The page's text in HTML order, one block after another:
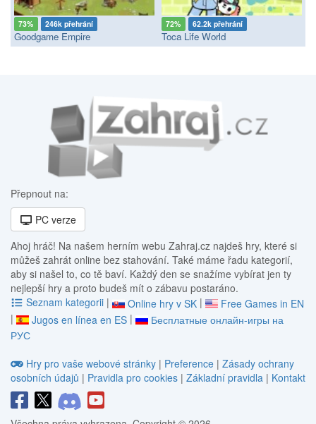
73% 246k přehrání
Goodgame Empire
72% 62.2k přehrání
Toca Life World
Přepnout na:
PC verze
Ahoj hráč! Na našem herním webu Zahraj.cz najdeš hry, které si
můžeš zahrát online bez stahování. Také máme řadu kategorií,
aby si našel to, co tě baví. Každý den se snažíme vybírat jen ty
nejlepší hry a proto budeš mít o zábavu postaráno.
Seznam kategorii | Online hry v SK |
Free Games in EN
|
Jugos en línea en ES |
Бесплатные онлайн-игры на
РУС
Hry pro vaše webové stránky | Preference | Zásady ochrany
osobních údajů | Pravidla pro cookies | Základní pravidla | Kontakt